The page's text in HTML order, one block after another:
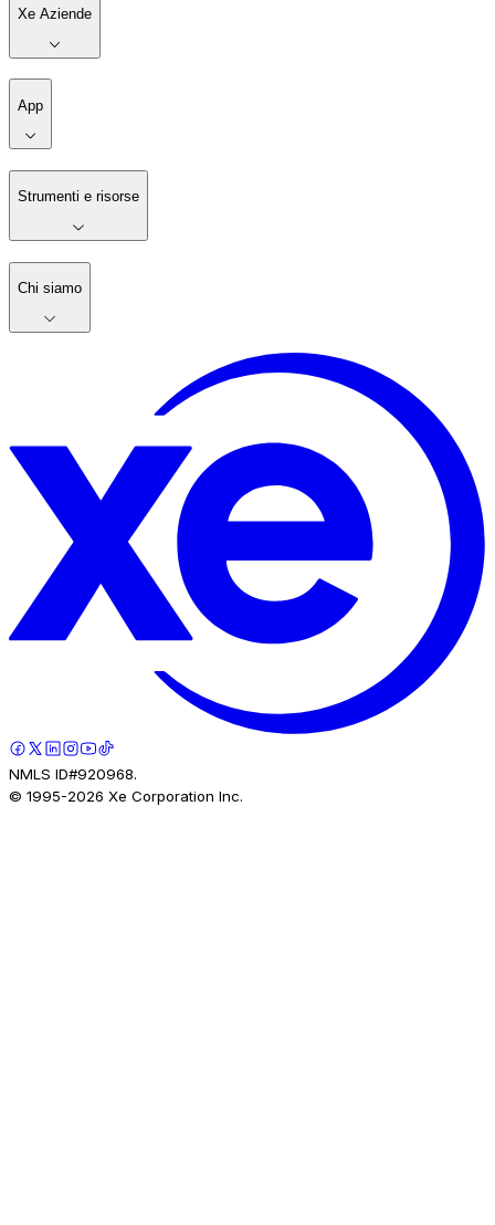
Xe Aziende
App
Strumenti e risorse
Chi siamo
NMLS ID#920968.
© 1995-2026 Xe Corporation Inc.